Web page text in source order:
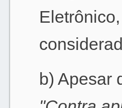
b) Apesar